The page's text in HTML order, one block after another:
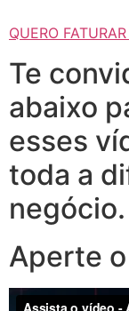
QUERO
Te
abaixo
esses
toda a
negócio.
Aperte